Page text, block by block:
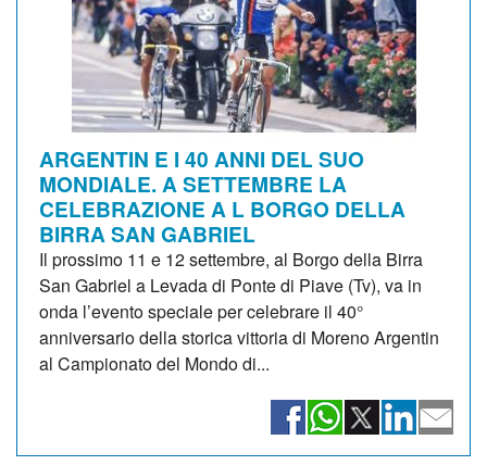
ARGENTIN E I 40 ANNI DEL SUO
MONDIALE. A SETTEMBRE LA
CELEBRAZIONE A L BORGO DELLA
BIRRA SAN GABRIEL
Il prossimo 11 e 12 settembre, al Borgo della Birra
San Gabriel a Levada di Ponte di Piave (Tv), va in
onda l’evento speciale per celebrare il 40°
anniversario della storica vittoria di Moreno Argentin
al Campionato del Mondo di...